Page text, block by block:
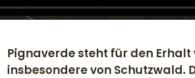
Pignaverde steht für den Erhalt
insbesondere von Schutzwald.